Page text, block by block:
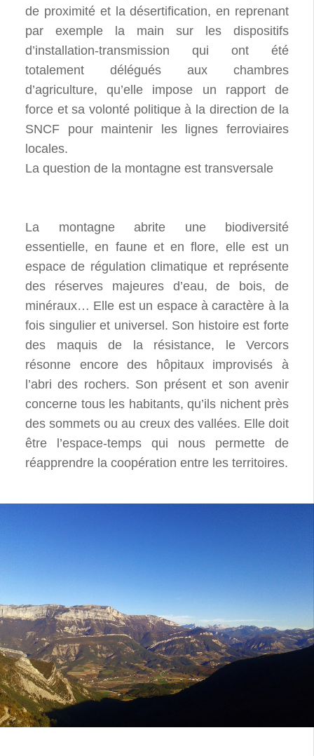
de proximité et la désertification, en reprenant
par exemple la main sur les dispositifs
d’installation-transmission qui ont été
totalement délégués aux chambres
d’agriculture, qu’elle impose un rapport de
force et sa volonté politique à la direction de la
SNCF pour maintenir les lignes ferroviaires
locales.
La question de la montagne est transversale
La montagne abrite une biodiversité
essentielle, en faune et en flore, elle est un
espace de régulation climatique et représente
des réserves majeures d’eau, de bois, de
minéraux… Elle est un espace à caractère à la
fois singulier et universel. Son histoire est forte
des maquis de la résistance, le Vercors
résonne encore des hôpitaux improvisés à
l’abri des rochers. Son présent et son avenir
concerne tous les habitants, qu’ils nichent près
des sommets ou au creux des vallées. Elle doit
être l’espace-temps qui nous permette de
réapprendre la coopération entre les territoires.